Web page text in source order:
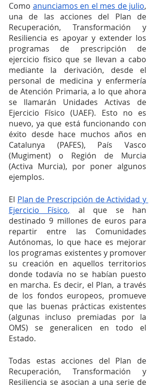
Como anunciamos en el mes de julio,
una de las acciones del Plan de
Recuperación, Transformación y
Resiliencia es apoyar y extender los
programas de prescripción de
ejercicio físico que se llevan a cabo
mediante la derivación, desde el
personal de medicina y enfermería
de Atención Primaria, a lo que ahora
se llamarán Unidades Activas de
Ejercicio Físico (UAEF). Esto no es
nuevo, ya que está funcionando con
éxito desde hace muchos años en
Catalunya (PAFES), País Vasco
(Mugiment) o Región de Murcia
(Activa Murcia), por poner algunos
ejemplos.
El Plan de Prescripción de Actividad y
Ejercicio Físico, al que se han
destinado 9 millones de euros para
repartir entre las Comunidades
Autónomas, lo que hace es mejorar
los programas existentes y promover
su creación en aquellos territorios
donde todavía no se habían puesto
en marcha. Es decir, el Plan, a través
de los fondos europeos, promueve
que las buenas prácticas existentes
(algunas incluso premiadas por la
OMS) se generalicen en todo el
Estado.
Todas estas acciones del Plan de
Recuperación, Transformación y
Resiliencia se asocian a una serie de